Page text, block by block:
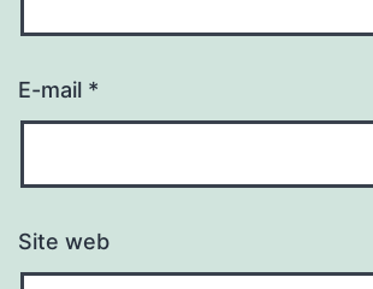
E-mail *
Site web